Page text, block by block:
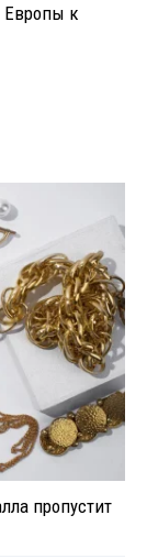
Европы к
пропустит